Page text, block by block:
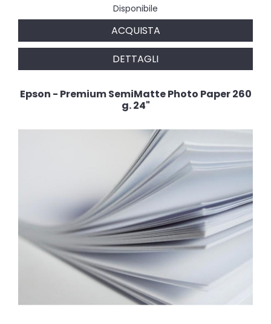
Disponibile
ACQUISTA
DETTAGLI
Epson - Premium SemiMatte Photo Paper 260
g. 24"